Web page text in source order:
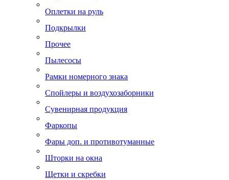
Оплетки на руль
Подкрылки
Прочее
Пылесосы
Рамки номерного знака
Спойлеры и воздухозаборники
Сувенирная продукция
Фаркопы
Фары доп. и противотуманные
Шторки на окна
Щетки и скребки